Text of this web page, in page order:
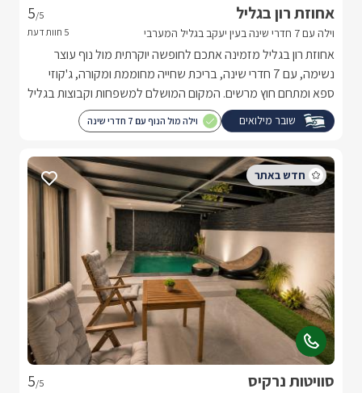
אחוזת רון בגליל
וילה עם 7 חדרי שינה בעין יעקב בגליל המערבי
5/5
אחוזת רון בגליל מזמינה אתכם לחופשה יוקרתית מול נוף עוצר
נשימה, עם 7 חדרי שינה, בריכת שחייה מחוממת ומקורה, ג'קוזי
ספא ומתחם חוץ מרשים. המקום המושלם למשפחות וקבוצות בגליל
המערבי.שובר מילואים וילה מול הנוף עם 7 חדרי שינה
סוויטות נרקיס 5/5